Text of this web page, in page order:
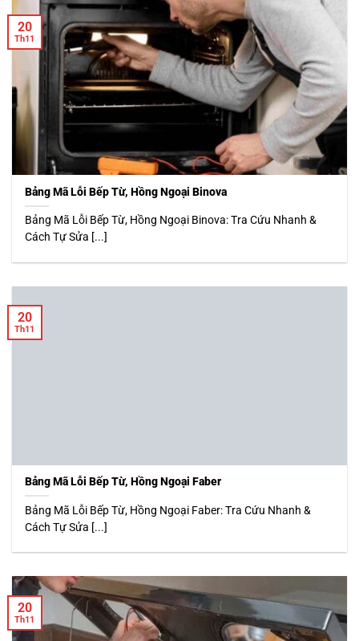
Bảng Mã Lỗi Bếp Từ, Hồng Ngoại Binova
Bảng Mã Lỗi Bếp Từ, Hồng Ngoại Binova: Tra Cứu Nhanh &
Cách Tự Sửa [...]
20
Th11
Bảng Mã Lỗi Bếp Từ, Hồng Ngoại Faber
Bảng Mã Lỗi Bếp Từ, Hồng Ngoại Faber: Tra Cứu Nhanh &
Cách Tự Sửa [...]
20
Th11
20
Th11